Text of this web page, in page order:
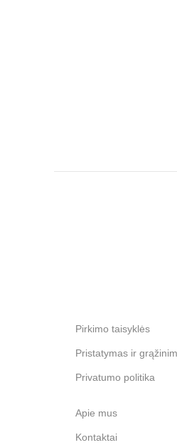
Pirkimo taisyklės
Pristatymas ir
Privatumo politika
Apie mus
Kontaktai